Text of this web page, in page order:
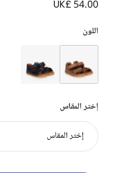
UK£ 54.00
اللون
إختر المقاس
إختر المقاس